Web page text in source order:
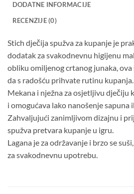
DODATNE INFORMACIJE
RECENZIJE (0)
Stich dječija spužva za kupanje je
dodatak za svakodnevnu higijenu
obliku omiljenog crtanog junaka,
da s radošću prihvate rutinu kupanja.
Mekana i nježna za osjetljivu dječiju
i omogućava lako nanošenje sapuna
Zahvaljujući zanimljivom dizajnu i
spužva pretvara kupanje u igru.
Lagana je za održavanje i brzo se
za svakodnevnu upotrebu.